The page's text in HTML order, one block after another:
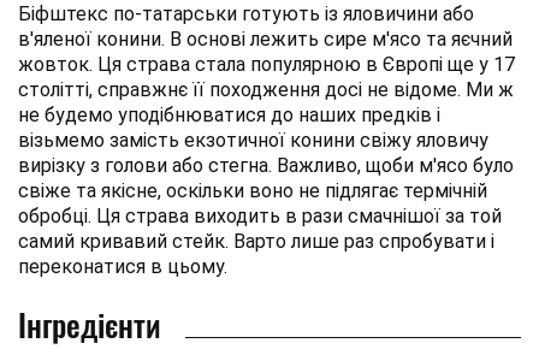
Біфштекс по-татарськи готують із яловичини або
в'яленої конини. В основі лежить сире м'ясо та яєчний
жовток. Ця страва стала популярною в Європі ще у 17
столітті, справжнє її походження досі не відоме. Ми ж
не будемо уподібнюватися до наших предків і
візьмемо замість екзотичної конини свіжу яловичу
вирізку з голови або стегна. Важливо, щоби м'ясо було
свіже та якісне, оскільки воно не підлягає термічній
обробці. Ця страва виходить в рази смачнішої за той
самий кривавий стейк. Варто лише раз спробувати і
переконатися в цьому.
Інгредієнти